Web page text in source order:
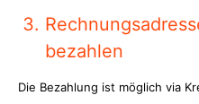
bezahlen
Die Bezahlung ist möglich via